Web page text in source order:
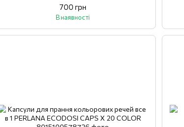
700 грн
В наявності